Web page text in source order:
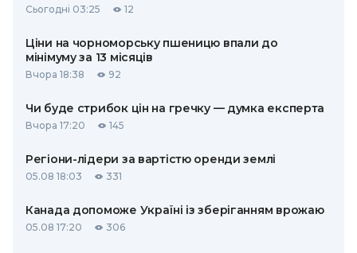
Сьогодні 03:25 12
Ціни на чорноморську пшеницю впали до
мінімуму за 13 місяців
Вчора 18:38 92
Чи буде стрибок цін на гречку — думка експерта
Вчора 17:20 145
Регіони-лідери за вартістю оренди землі
05.08 18:03 331
Канада допоможе Україні із зберіганням врожаю
05.08 17:20 306